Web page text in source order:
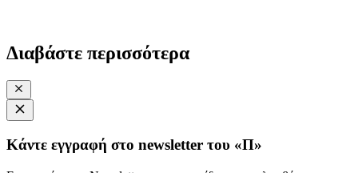
Διαβάστε περισσότερα
Κάντε εγγραφή στο newsletter του «Π»